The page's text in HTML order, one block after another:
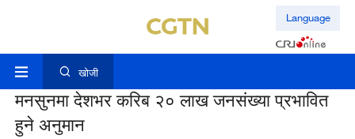
Language
खोजी
मनसुनमा देशभर करिब २० लाख जनसंख्या प्रभावित
हुने अनुमान